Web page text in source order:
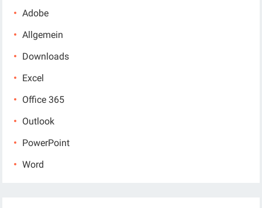
Adobe
Allgemein
Downloads
Excel
Office 365
Outlook
PowerPoint
Word